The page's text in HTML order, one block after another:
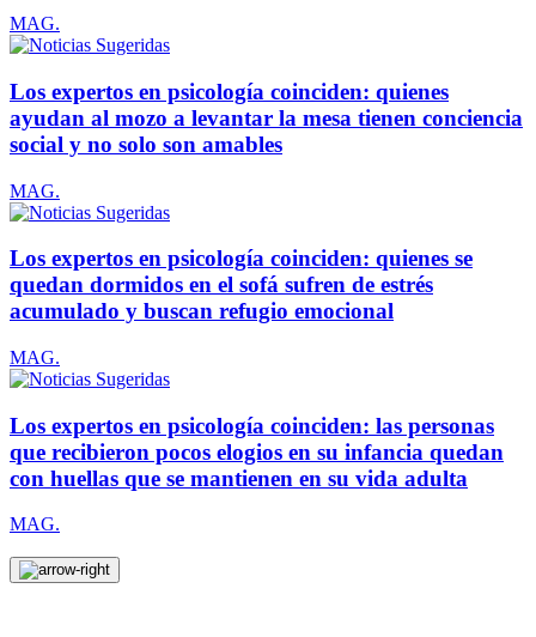
MAG.
Los expertos en psicología coinciden: quienes
ayudan al mozo a levantar la mesa tienen conciencia
social y no solo son amables
MAG.
Los expertos en psicología coinciden: quienes se
quedan dormidos en el sofá sufren de estrés
acumulado y buscan refugio emocional
MAG.
Los expertos en psicología coinciden: las personas
que recibieron pocos elogios en su infancia quedan
con huellas que se mantienen en su vida adulta
MAG.